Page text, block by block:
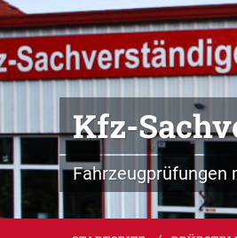
Kfz-
Fahrzeugprüfungen